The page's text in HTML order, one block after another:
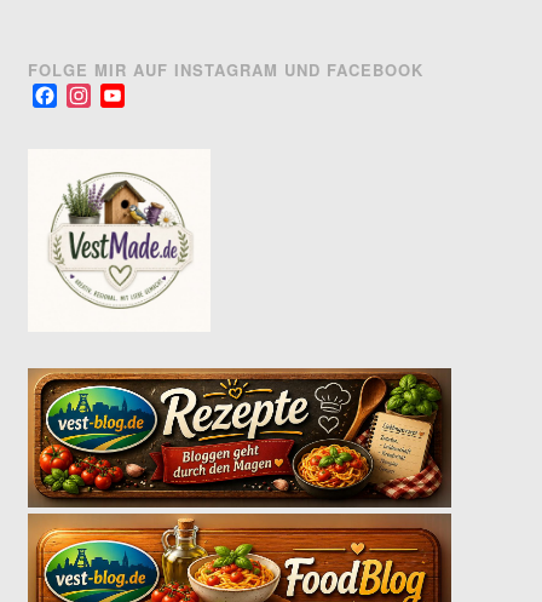
FOLGE MIR AUF INSTAGRAM UND FACEBOOK
FacebookInstagram